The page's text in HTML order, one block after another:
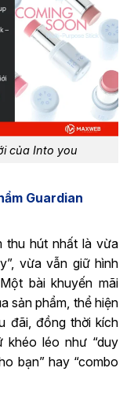
của Into you
Guardian
thu hút nhất là vừa
vừa vẫn giữ hình
bài khuyến mãi
sản phẩm, thể hiện
đãi, đồng thời kích
khéo léo như “duy
bạn” hay “combo